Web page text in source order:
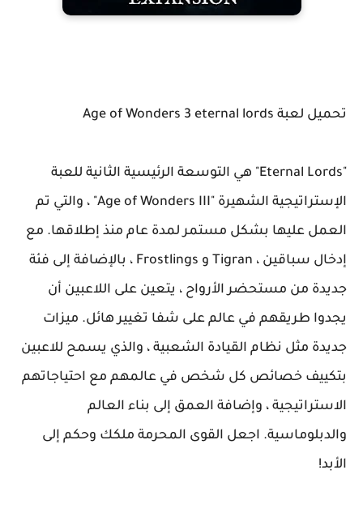
تحميل لعبة Age of Wonders 3 eternal lords
"Eternal Lords" هي التوسعة الرئيسية الثانية للعبة
الإستراتيجية الشهيرة "Age of Wonders III" ، والتي تم
العمل عليها بشكل مستمر لمدة عام منذ إطلاقها. مع
إدخال سباقين ، Tigran و Frostlings ، بالإضافة إلى فئة
جديدة من مستحضر الأرواح ، يتعين على اللاعبين أن
يجدوا طريقهم في عالم على شفا تغيير هائل. ميزات
جديدة مثل نظام القيادة الشعبية ، والذي يسمح للاعبين
بتكييف خصائص كل شخص في عالمهم مع احتياجاتهم
الاستراتيجية ، وإضافة العمق إلى بناء العالم
والدبلوماسية. اجعل القوى المحرمة ملكك وحكم إلى
الأبد!